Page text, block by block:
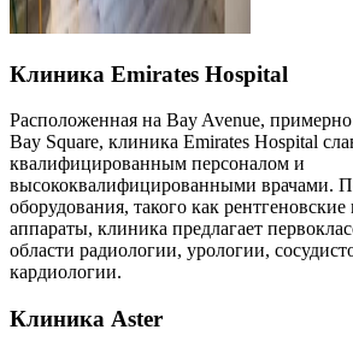
Клиника Emirates Hospital
Расположенная на Bay Avenue,
Bay Square, клиника Emirates Hospital
квалифицированным персоналом и
высококвалифицированными врачами.
оборудования, такого как рентгеновские
аппараты, клиника предлагает
области радиологии, урологии,
кардиологии.
Клиника Aster